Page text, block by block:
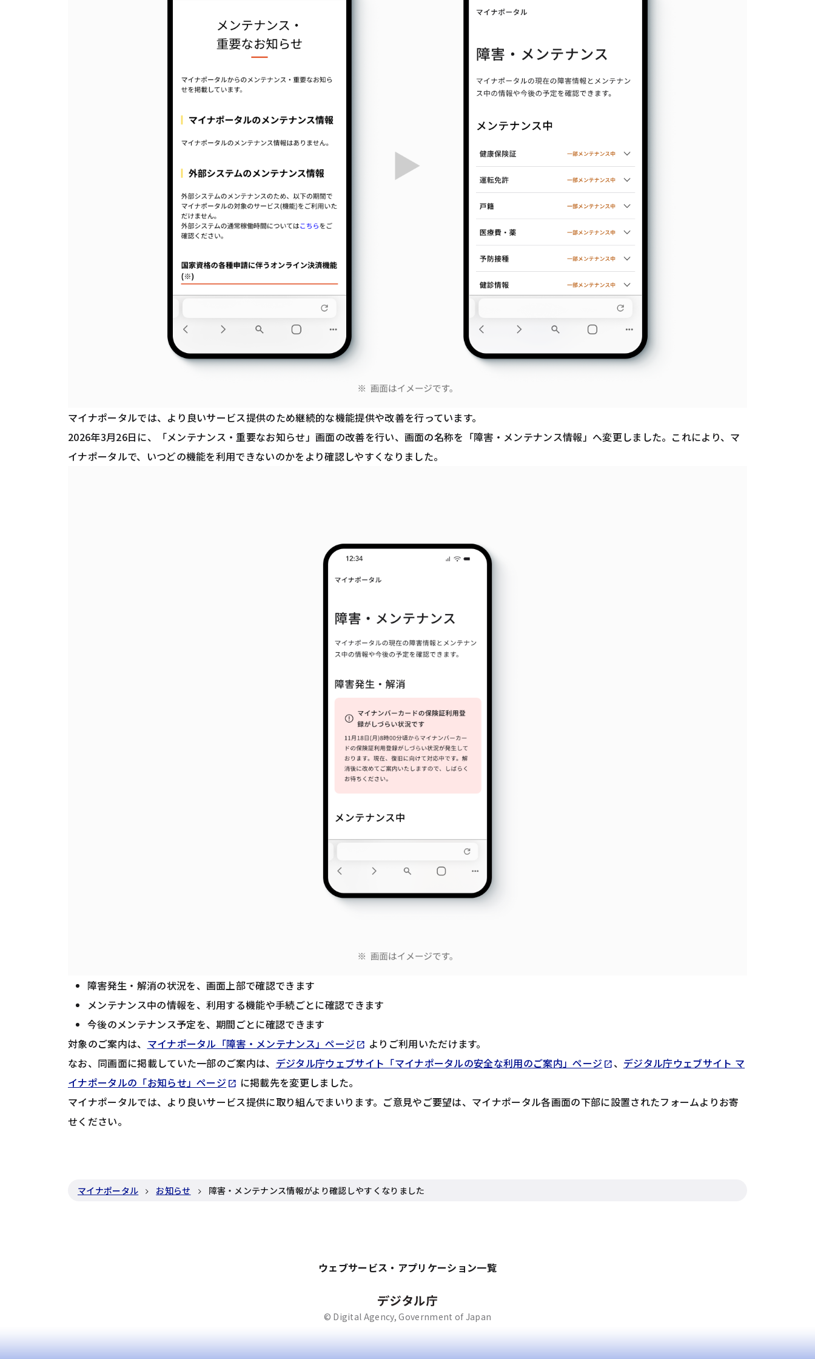
マイナポータルでは、より良いサービス提供のため継続的な機能提供や改善を行っています。
2026年3月26日に、「メンテナンス・重要なお知らせ」画面の改善を行い、画面の名称を「障害・メンテナンス情報」へ変更しました。これにより、マ
イナポータルで、いつどの機能を利用できないのかをより確認しやすくなりました。
障害発生・解消の状況を、画面上部で確認できます
メンテナンス中の情報を、利用する機能や手続ごとに確認できます
今後のメンテナンス予定を、期間ごとに確認できます
対象のご案内は、 マイナポータル「障害・メンテナンス」ページ open_in_new Opens in new tab
よりご利用いただけます。
なお、同画面に掲載していた一部のご案内は、 デジタル庁ウェブサイト「マイナポータルの安全な利用のご案内」ページ open_in_new Opens in new tab
、 デジタル庁ウェブサイト マ
イナポータルの「お知らせ」ページ open_in_new Opens in new tab
に掲載先を変更しました。
マイナポータルでは、より良いサービス提供に取り組んでまいります。ご意見やご要望は、マイナポータル各画面の下部に設置されたフォームよりお寄
せください。
マイナポータル お知らせ 障害・メンテナンス情報がより確認しやすくなりました
ウェブサービス・アプリケーション一覧
© Digital Agency, Government of Japan